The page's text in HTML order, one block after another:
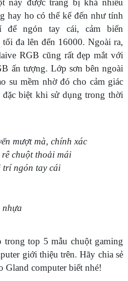
này được trang bị khá nhiều
hay ho có thể kể đến như tính
ngón tay cái, cảm biến
đa lên đến 16000. Ngoài ra,
RGB cũng rất đẹp mắt với
ấn tượng. Lớp sơn bên ngoài
su mềm nhờ đó cho cảm giác
đặc biệt khi sử dụng trong thời
mượt mà, chính xác
chuột thoải mái
ngón tay cái
nhựa
trong top 5 mẫu chuột gaming
giới thiệu trên. Hãy chia sẻ
Gland computer biết nhé!